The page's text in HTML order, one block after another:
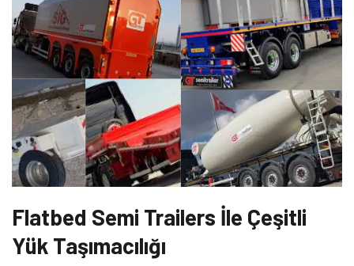
Flatbed Semi Trailers İle Çeşitli
Yük Taşımacılığı